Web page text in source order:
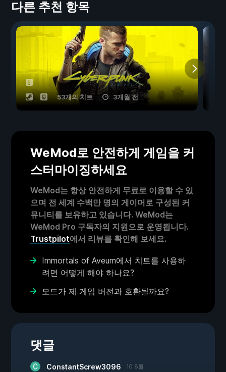
다른 추천 항목
53개의 치트 3개월 전
WeMod로 안전하게 게임을 커
스터마이징하세요
WeMod는 항상 안전하게 무료로 이용할 수 있
으며 전 세계 수백만 명의 게이머로 구성된 커
뮤니티를 보유하고 있습니다. WeMod는
WeMod Pro 구독자의 지원으로 운영됩니다.
Trustpilot에서 리뷰를 확인해 보세요.
Immortals of Aveum에서 치트를 사용하
려면 어떻게 해야 하나요?
모드가 제 게임 버전과 호환될까요?
댓글
ConstantScrew3096 10 8월